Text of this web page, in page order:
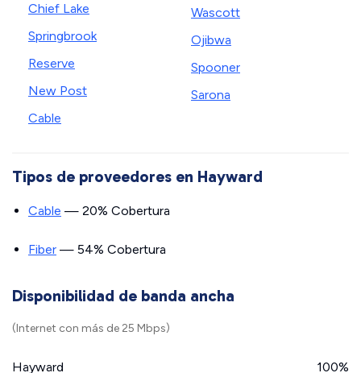
Chief Lake
Springbrook
Reserve
New Post
Cable
Wascott
Ojibwa
Spooner
Sarona
Tipos de proveedores en Hayward
Cable — 20% Cobertura
Fiber — 54% Cobertura
Disponibilidad de banda ancha
(Internet con más de 25 Mbps)
Hayward 100%